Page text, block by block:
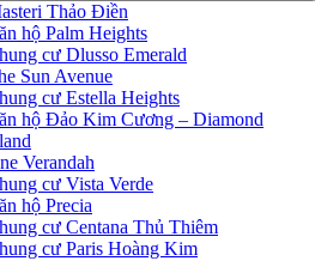
Thảo Điền
hộ Palm Heights
cư Dlusso Emerald
Sun Avenue
cư Estella Heights
hộ Đảo Kim Cương – Diamond
Verandah
cư Vista Verde
hộ Precia
cư Centana Thủ Thiêm
cư Paris Hoàng Kim